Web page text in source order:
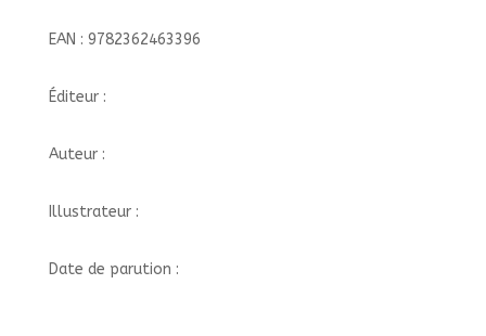
EAN : 9782362463396
Éditeur :
Auteur :
Illustrateur :
Date de parution :